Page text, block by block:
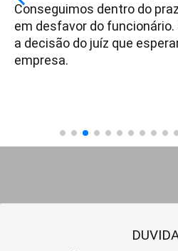
Conseguimos dentro do
em desfavor do
a decisão do juíz que
empresa.